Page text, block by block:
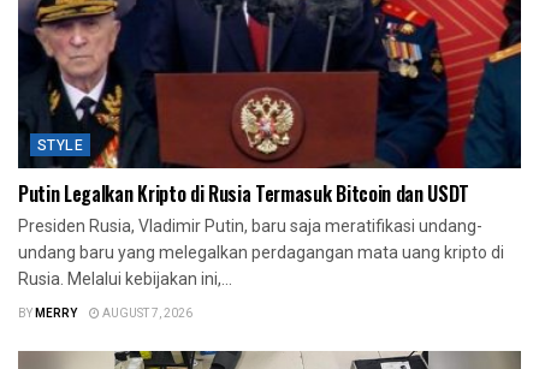
STYLE
Putin Legalkan Kripto di Rusia Termasuk Bitcoin dan USDT
Presiden Rusia, Vladimir Putin, baru saja meratifikasi undang-
undang baru yang melegalkan perdagangan mata uang kripto di
Rusia. Melalui kebijakan ini,...
BYMERRY AUGUST 7, 2026